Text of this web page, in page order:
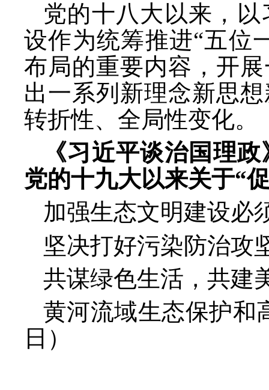
党的十八大以来，
设作为统筹推进“五位
布局的重要内容，开
出一系列新理念新思
转折性、全局性变化。
《习近平谈治国理
党的十九大以来关于“
加强生态文明建设必
坚决打好污染防治攻
共谋绿色生活，共建
黄河流域生态保护和
日）